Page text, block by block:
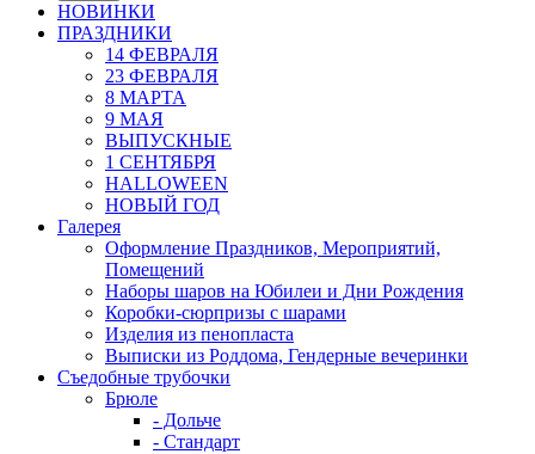
НОВИНКИ
ПРАЗДНИКИ
14 ФЕВРАЛЯ
23 ФЕВРАЛЯ
8 МАРТА
9 МАЯ
ВЫПУСКНЫЕ
1 СЕНТЯБРЯ
HALLOWEEN
НОВЫЙ ГОД
Галерея
Оформление Праздников, Мероприятий,
Помещений
Наборы шаров на Юбилеи и Дни Рождения
Коробки-сюрпризы с шарами
Изделия из пенопласта
Выписки из Роддома, Гендерные вечеринки
Съедобные трубочки
Брюле
- Дольче
- Стандарт